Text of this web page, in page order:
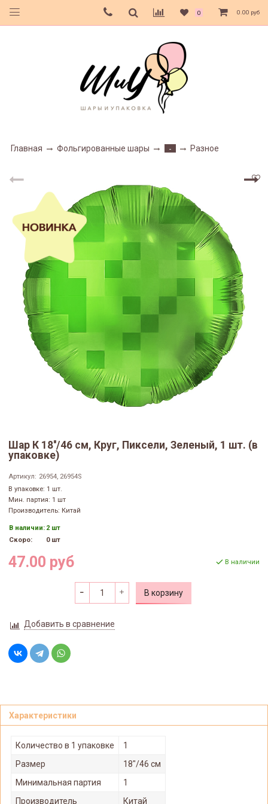
0 0.00 руб
Главная Фольгированные шары - Разное
Шар К 18''/46 см, Круг, Пиксели, Зеленый, 1 шт. (в
упаковке)
Артикул: 26954, 26954S
В упаковке: 1 шт.
Мин. партия: 1 шт
Производитель: Китай
В наличии: 2 шт
Скоро:
0 шт
47.00 руб В наличии
В корзину
Добавить в сравнение
Характеристики
Количество в 1 упаковке
1
Размер
18"/46 см
Минимальная партия
1
Производитель
Китай